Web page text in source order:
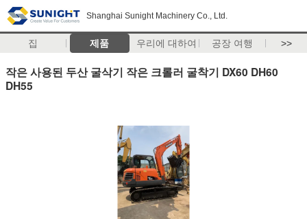
Shanghai Sunight Machinery Co., Ltd.
집 제품 우리에 대하여 공장 여행 >>
작은 사용된 두산 굴삭기 작은 크롤러 굴착기 DX60 DH60
DH55